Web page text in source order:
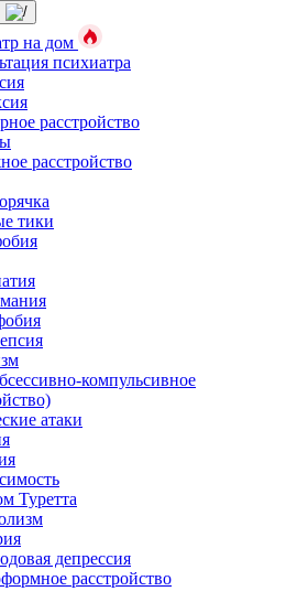
на дом
психиатра
расстройство
расстройство
тики
компульсивное
атаки
Туретта
депрессия
расстройство